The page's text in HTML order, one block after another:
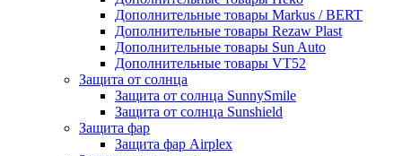
Дополнительные товары Markus / BERT
Дополнительные товары Rezaw Plast
Дополнительные товары Sun Auto
Дополнительные товары VT52
Защита от солнца
Защита от солнца SunnySmile
Защита от солнца Sunshield
Защита фар
Защита фар Airplex